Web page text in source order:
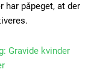
har påpeget, at der
Gravide kvinder